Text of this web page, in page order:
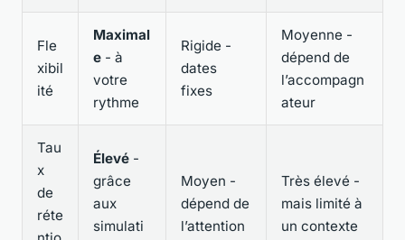
Fle
xibil
ité
Maximal
e - à
votre
rythme
Rigide -
dates
fixes
Moyenne -
dépend de
l’accompagn
ateur
Tau
x
de
réte
Élevé -
grâce
aux
simulati
Moyen -
dépend de
l’attention
Très élevé -
mais limité à
un contexte